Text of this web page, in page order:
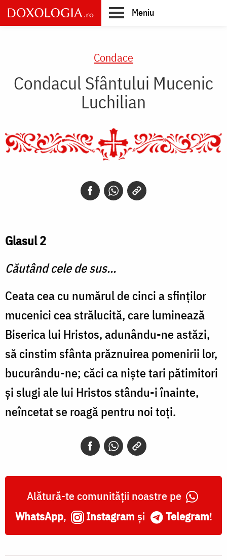
Skip
to
main
Meniu
Condace
Condacul Sfântului Mucenic
Luchilian
Glasul 2
Căutând cele de sus...
Ceata cea cu numărul de cinci a sfinţilor
mucenici cea strălucită, care luminează
Biserica lui Hristos, adunându-ne astăzi,
să cinstim sfânta prăznuirea pomenirii lor,
bucurându-ne; căci ca nişte tari pătimitori
şi slugi ale lui Hristos stându-i înainte,
neîncetat se roagă pentru noi toţi.
Alătură-te comunității noastre pe
WhatsApp, Instagram și Telegram!